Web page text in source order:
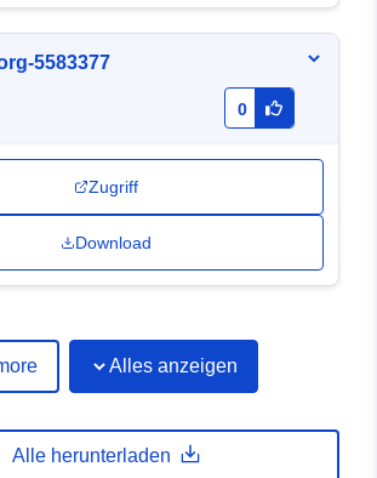
5583377
0
Zugriff
Download
Alles anzeigen
Alle herunterladen